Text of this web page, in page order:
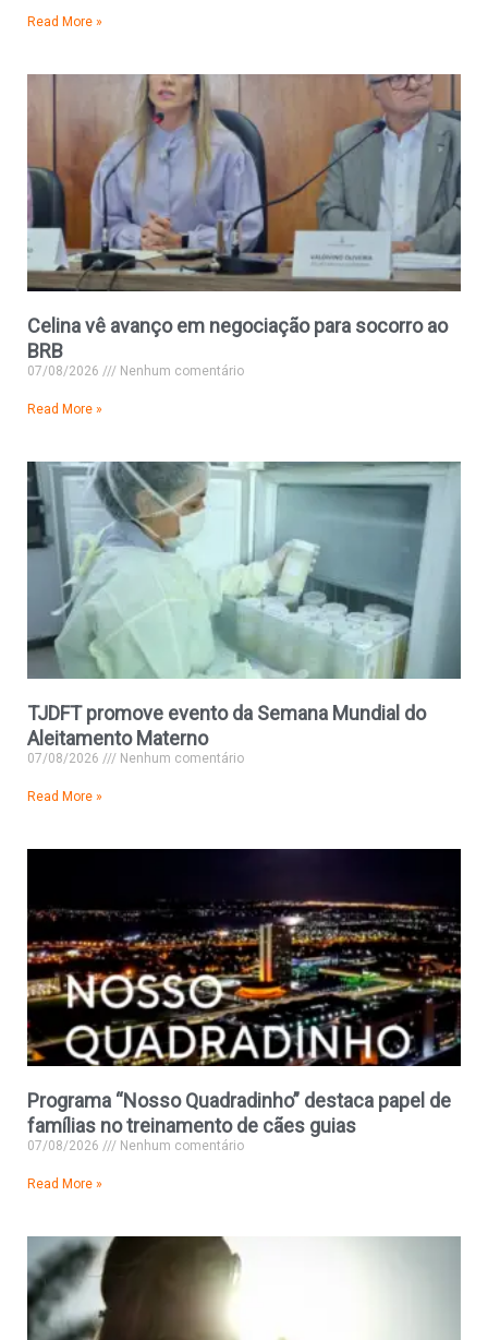
Read More »
Celina vê avanço em negociação para socorro ao
BRB
07/08/2026 Nenhum comentário
Read More »
TJDFT promove evento da Semana Mundial do
Aleitamento Materno
07/08/2026 Nenhum comentário
Read More »
Programa “Nosso Quadradinho” destaca papel de
famílias no treinamento de cães guias
07/08/2026 Nenhum comentário
Read More »